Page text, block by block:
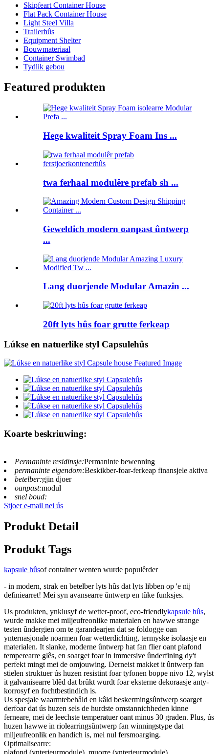
Skipfeart Container House
Flat Pack Container House
Light Steel Villa
Trailerhûs
Equipment Shelter
Bouwmateriaal
Container Swimbad
Tydlik gebou
Featured produkten
Hege kwaliteit Spray Foam Ins ...
twa ferhaal modulêre prefab sh ...
Geweldich modern oanpast ûntwerp
...
Lang duorjende Modular Amazin ...
20ft lyts hûs foar grutte ferkeap
Lúkse en natuerlike styl Capsulehûs
Koarte beskriuwing:
Permaninte residinsje:Permaninte bewenning
permaninte eigendom:Beskikber-foar-ferkeap finansjele aktiva
betelber:gjin djoer
oanpast:modul
snel boud:
Stjoer e-mail nei ús
Produkt Detail
Produkt Tags
kapsule hûsof container wenten wurde populêrder
- in modern, strak en betelber lyts hûs dat lyts libben op 'e nij
definiearret! Mei syn avansearre ûntwerp en tûke funksjes.
Us produkten, ynklusyf de wetter-proof, eco-friendlykapsule hûs,
wurde makke mei miljeufreonlike materialen en hawwe strange
testen ûndergien om te garandearjen dat se foldogge oan
ynternasjonale noarmen foar wetterdichting, termyske isolaasje en
materialen. It slanke, moderne ûntwerp hat fan flier oant plafond
temperearre glês, en soarget foar in immersive ûnderfining dy't
perfekt mingt mei de omjouwing. Derneist makket it ûntwerp fan
stielen struktuer ús huzen resistint foar tyfonen boppe nivo 12, wylst
it galvanisearre blêd dat brûkt wurdt foar eksterne dekoraasje anty-
korrosyf en fochtbestindich is.
Us spesjale waarmtebehâld en kâld beskermingsûntwerp soarget
derfoar dat ús huzen sels de hurdste omstannichheden kinne
ferneare, mei de leechste temperatuer oant minus 30 graden. Plus, ús
huzen hawwe in riolearringsûntwerp fan winningstype dat
miljeufreonlik en handich is, mei nul fersmoarging.
Optimalisearre: